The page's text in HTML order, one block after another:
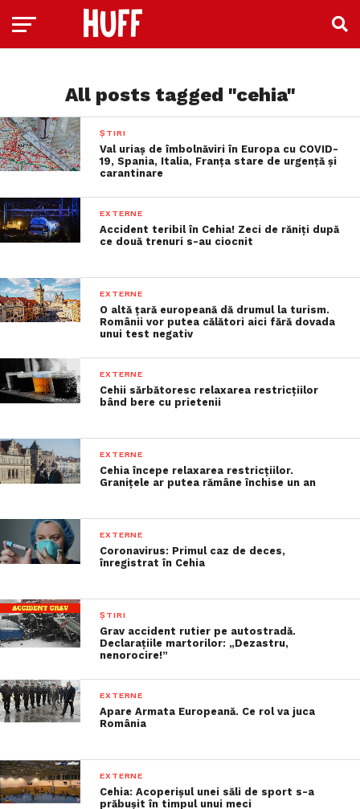
All posts tagged "cehia"
ȘTIRI
Val uriaș de îmbolnăviri în Europa cu COVID-
19, Spania, Italia, Franța stare de urgență și
carantinare
EXTERNE
Accident teribil în Cehia! Zeci de răniți după
ce două trenuri s-au ciocnit
EXTERNE
O altă țară europeană dă drumul la turism.
Românii vor putea călători aici fără dovada
unui test negativ
EXTERNE
Cehii sărbătoresc relaxarea restricțiilor
bând bere cu prietenii
EXTERNE
Cehia începe relaxarea restricțiilor.
Granițele ar putea rămâne închise un an
EXTERNE
Coronavirus: Primul caz de deces,
înregistrat în Cehia
ȘTIRI
Grav accident rutier pe autostradă.
Declarațiile martorilor: „Dezastru,
nenorocire!”
EXTERNE
Apare Armata Europeană. Ce rol va juca
România
EXTERNE
Cehia: Acoperișul unei săli de sport s-a
prăbușit în timpul unui meci